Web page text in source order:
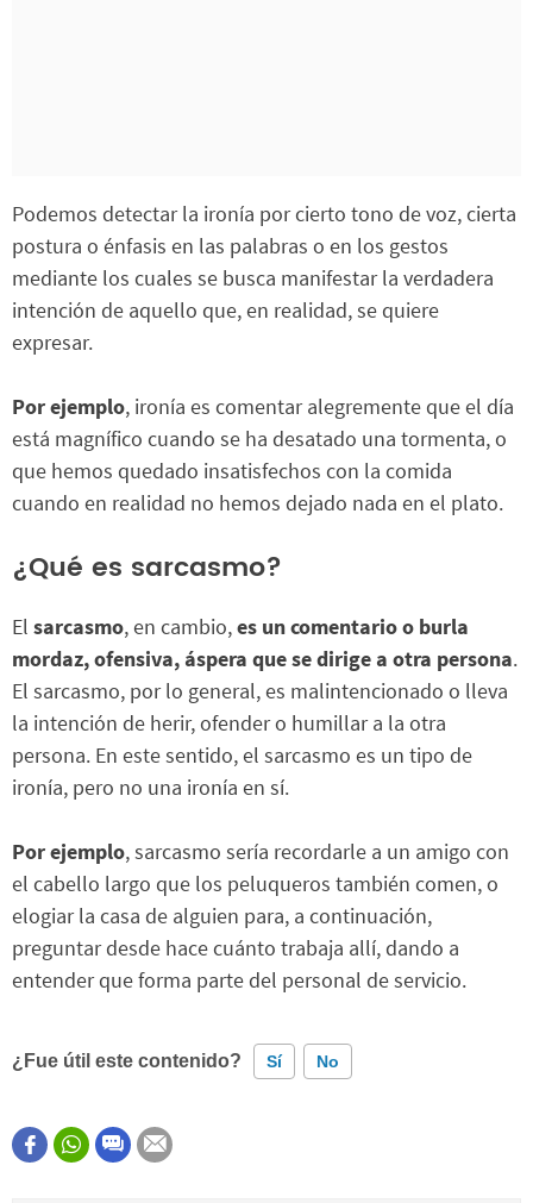
Podemos detectar la ironía por cierto tono de voz, cierta
postura o énfasis en las palabras o en los gestos
mediante los cuales se busca manifestar la verdadera
intención de aquello que, en realidad, se quiere
expresar.
Por ejemplo, ironía es comentar alegremente que el día
está magnífico cuando se ha desatado una tormenta, o
que hemos quedado insatisfechos con la comida
cuando en realidad no hemos dejado nada en el plato.
¿Qué es sarcasmo?
El sarcasmo, en cambio,es un comentario o burla
mordaz, ofensiva, áspera que se dirige a otra persona.
El sarcasmo, por lo general, es malintencionado o lleva
la intención de herir, ofender o humillar a la otra
persona. En este sentido, el sarcasmo es un tipo de
ironía, pero no una ironía en sí.
Por ejemplo, sarcasmo sería recordarle a un amigo con
el cabello largo que los peluqueros también comen, o
elogiar la casa de alguien para, a continuación,
preguntar desde hace cuánto trabaja allí, dando a
entender que forma parte del personal de servicio.
¿Fue útil este contenido? Sí No
Este contenido contiene información incorrecta